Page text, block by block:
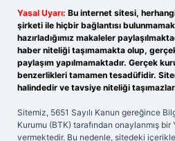
Yasal Uyarı: Bu internet sitesi,
şirketi ile hiçbir bağlantısı
hazırladığımız makaleler
haber niteliği taşımamakta olup,
paylaşım yapılmamaktadır. Gerçek
benzerlikleri tamamen tesadüfidir.
halindedir ve tavsiye niteliği
Sitemiz, 5651 Sayılı Kanun gereğince
Kurumu (BTK) tarafından onaylanmış bir
vermektedir. Bu nedenle, sitedeki